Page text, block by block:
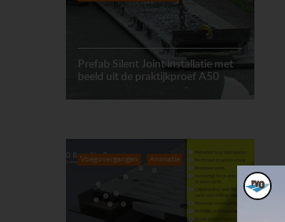
Prefab Silent Joint installatie met
beeld uit de praktijkproef A50
Voegovergangen Animatie